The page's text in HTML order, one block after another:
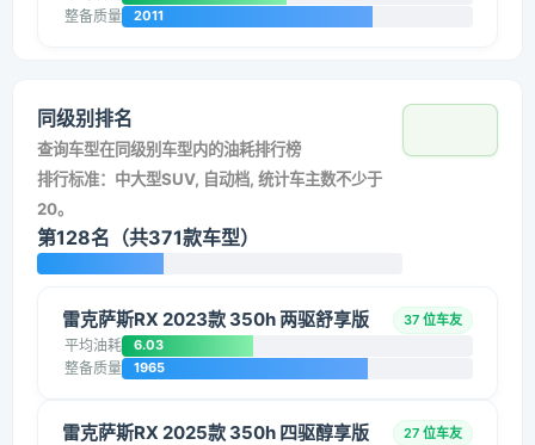
整备质量 2011
同级别排名
查询车型在同级别车型内的油耗排行榜
排行标准：中大型SUV, 自动档, 统计车主数不少于
20。
第128名（共371款车型）
雷克萨斯RX 2023款 350h 两驱舒享版 37 位车友
平均油耗 6.03
整备质量 1965
雷克萨斯RX 2025款 350h 四驱醇享版 27 位车友